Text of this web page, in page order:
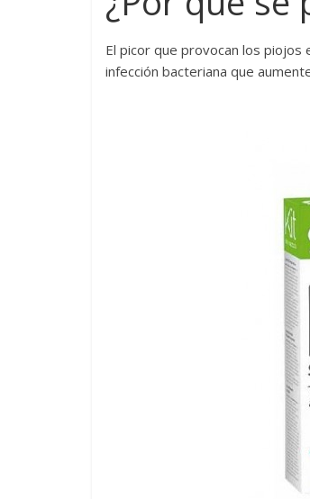
El picor que provocan los piojos
infección bacteriana que